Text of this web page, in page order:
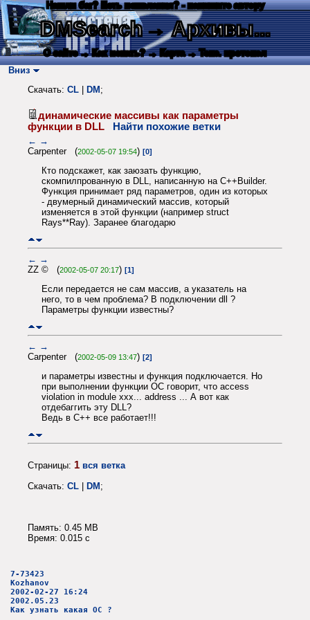
Нашли баг? Есть пожелания? - напишите автору
DMSearch→ Архивы...
О сайте → Как искать? → Карта → Текс. протокол
Вниз
Скачать: CL DM ;
динамические массивы как параметры
функции в DLL
Найти похожие ветки
← →
Carpenter (2002-05-07 19:54) [0]
Кто подскажет, как заюзать функцию,
скомпилпрованную в DLL, написанную на C++Builder.
Функция принимает ряд параметров, один из которых
- двумерный динамический массив, который
изменяется в этой функции (например struct
Rays**Ray). Заранее благодарю
← →
ZZ © (2002-05-07 20:17) [1]
Если передается не сам массив, а указатель на
него, то в чем проблема? В подключении dll ?
Параметры функции известны?
← →
Carpenter (2002-05-09 13:47) [2]
и параметры известны и функция подключается. Но
при выполнении функции ОС говорит, что access
violation in module xxx... address ... А вот как
отдебаггить эту DLL?
Ведь в C++ все работает!!!
Страницы: 1 вся ветка
Скачать: CL | DM;
Память: 0.45 MB
Время: 0.015 c
7-73423
Kozhanov
2002-02-27 16:24
2002.05.23
Как узнать какая ОС ?